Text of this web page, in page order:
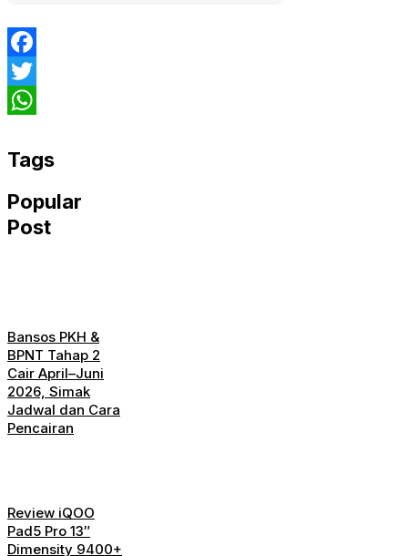
Facebook
Twitter
Tags
Popular
Post
Bansos PKH &
BPNT Tahap 2
Cair April–Juni
2026, Simak
Jadwal dan Cara
Pencairan
Review iQOO
Pad5 Pro 13″
Dimensity 9400+